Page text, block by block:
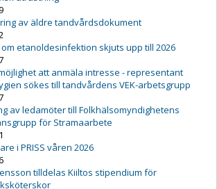
av äldre tandvårdsdokument
om etanoldesinfektion skjuts upp till 2026
att anmäla intresse - representant
sökes till tandvårdens VEK-arbetsgrupp
av ledamöter till Folkhälsomyndighetens
för Stramaarbete
i PRISS våren 2026
tilldelas Kiiltos stipendium för